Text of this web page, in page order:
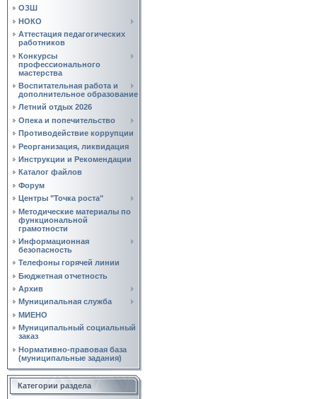
ОЗШ
НОКО
Аттестация педагогических
работников
Конкурсы
профессионального
мастерства
Воспитательная работа и
дополнительное образование
Летний отдых 2026
Опека и попечительство
Противодействие коррупции
Реорганизация, ликвидация
Инструкции и Рекомендации
Каталог файлов
Форум
Центры "Точка роста"
Методические материалы по
функциональной
грамотности
Информационная
безопасность
Телефоны горячей линии
Бюджетная отчетность
Архив
Муниципальная служба
МИЕНО
Муниципальный социальный
заказ
Нормативно‑правовая база
(муниципальные задания)
Категории раздела